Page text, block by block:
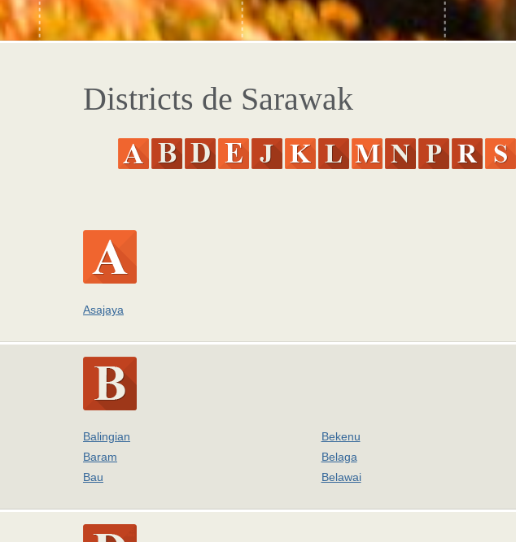
Districts de Sarawak
Asajaya
Balingian
Baram
Bau
Bekenu
Belaga
Belawai